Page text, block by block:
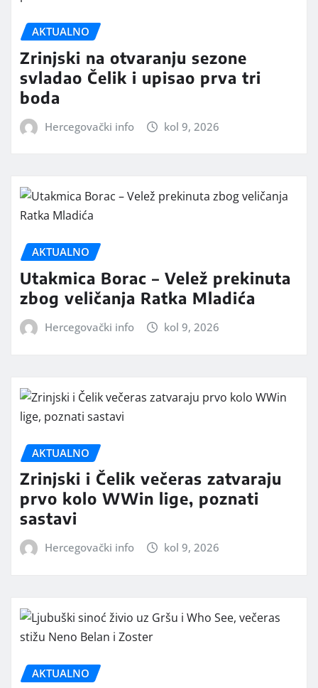
AKTUALNO
Zrinjski na otvaranju sezone
svladao Čelik i upisao prva tri
boda
Hercegovački info kol 9, 2026
AKTUALNO
Utakmica Borac – Velež prekinuta
zbog veličanja Ratka Mladića
Hercegovački info kol 9, 2026
AKTUALNO
Zrinjski i Čelik večeras zatvaraju
prvo kolo WWin lige, poznati
sastavi
Hercegovački info kol 9, 2026
AKTUALNO